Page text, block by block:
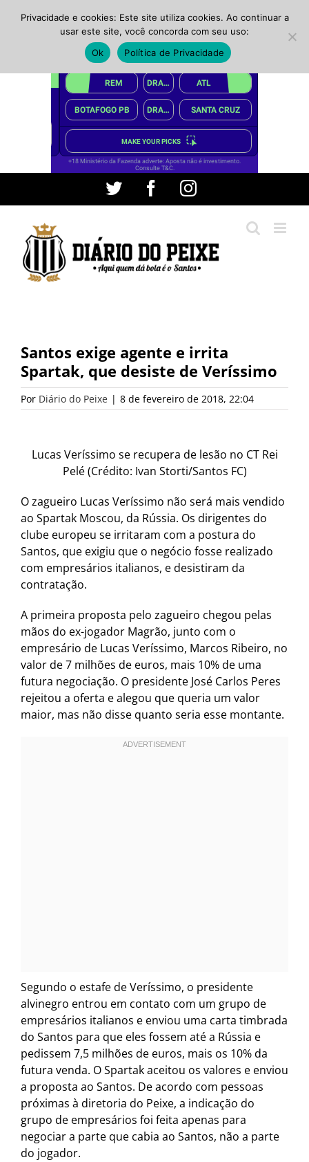
conteúdo
Twitter FacebookInstagram
Santos exige agente e irrita
Spartak, que desiste de Veríssimo
Por Diário do Peixe | 8 de fevereiro de 2018, 22:04
Lucas Veríssimo se recupera de lesão no CT Rei
Pelé (Crédito: Ivan Storti/Santos FC)
O zagueiro Lucas Veríssimo não será mais vendido
ao Spartak Moscou, da Rússia. Os dirigentes do
clube europeu se irritaram com a postura do
Santos, que exigiu que o negócio fosse realizado
com empresários italianos, e desistiram da
contratação.
A primeira proposta pelo zagueiro chegou pelas
mãos do ex-jogador Magrão, junto com o
empresário de Lucas Veríssimo, Marcos Ribeiro, no
valor de 7 milhões de euros, mais 10% de uma
futura negociação. O presidente José Carlos Peres
rejeitou a oferta e alegou que queria um valor
maior, mas não disse quanto seria esse montante.
Segundo o estafe de Veríssimo, o presidente
alvinegro entrou em contato com um grupo de
empresários italianos e enviou uma carta timbrada
do Santos para que eles fossem até a Rússia e
pedissem 7,5 milhões de euros, mais os 10% da
futura venda. O Spartak aceitou os valores e enviou
a proposta ao Santos. De acordo com pessoas
próximas à diretoria do Peixe, a indicação do
grupo de empresários foi feita apenas para
negociar a parte que cabia ao Santos, não a parte
do jogador.
Privacidade e cookies: Este site utiliza cookies. Ao continuar a
usar este site, você concorda com seu uso:
Ok
Política de Privacidade